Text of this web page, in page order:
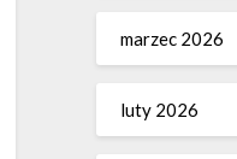
marzec 2026
luty 2026